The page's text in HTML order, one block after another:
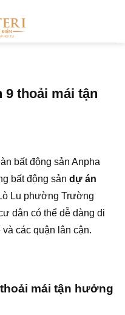
9 thoải mái tận
bất động sản Anpha
bất động sản dự án
Lu phường Trường
dân có thể dễ dàng di
các quận lân cận.
mái tận hưởng